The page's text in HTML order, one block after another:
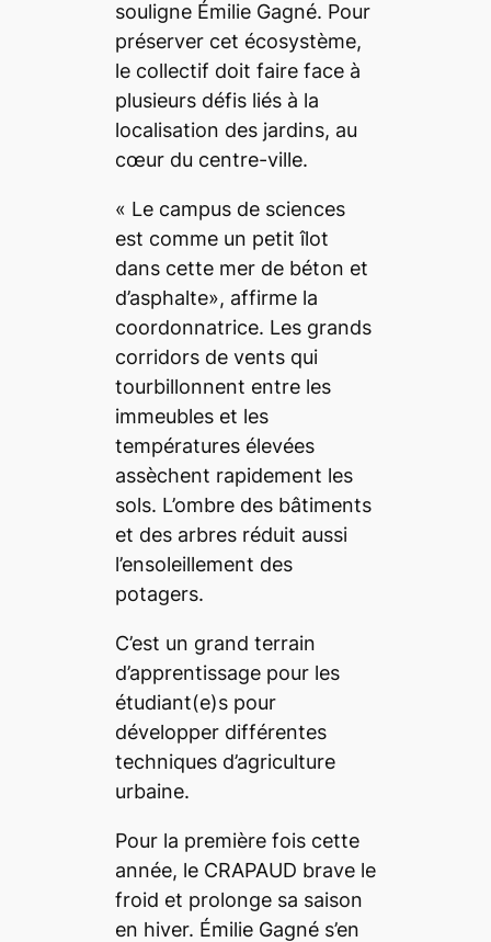
souligne Émilie Gagné. Pour
préserver cet écosystème,
le collectif doit faire face à
plusieurs défis liés à la
localisation des jardins, au
cœur du centre-ville.
« Le campus de sciences
est comme un petit îlot
dans cette mer de béton et
d’asphalte», affirme la
coordonnatrice. Les grands
corridors de vents qui
tourbillonnent entre les
immeubles et les
températures élevées
assèchent rapidement les
sols. L’ombre des bâtiments
et des arbres réduit aussi
l’ensoleillement des
potagers.
C’est un grand terrain
d’apprentissage pour les
étudiant(e)s pour
développer différentes
techniques d’agriculture
urbaine.
Pour la première fois cette
année, le CRAPAUD brave le
froid et prolonge sa saison
en hiver. Émilie Gagné s’en